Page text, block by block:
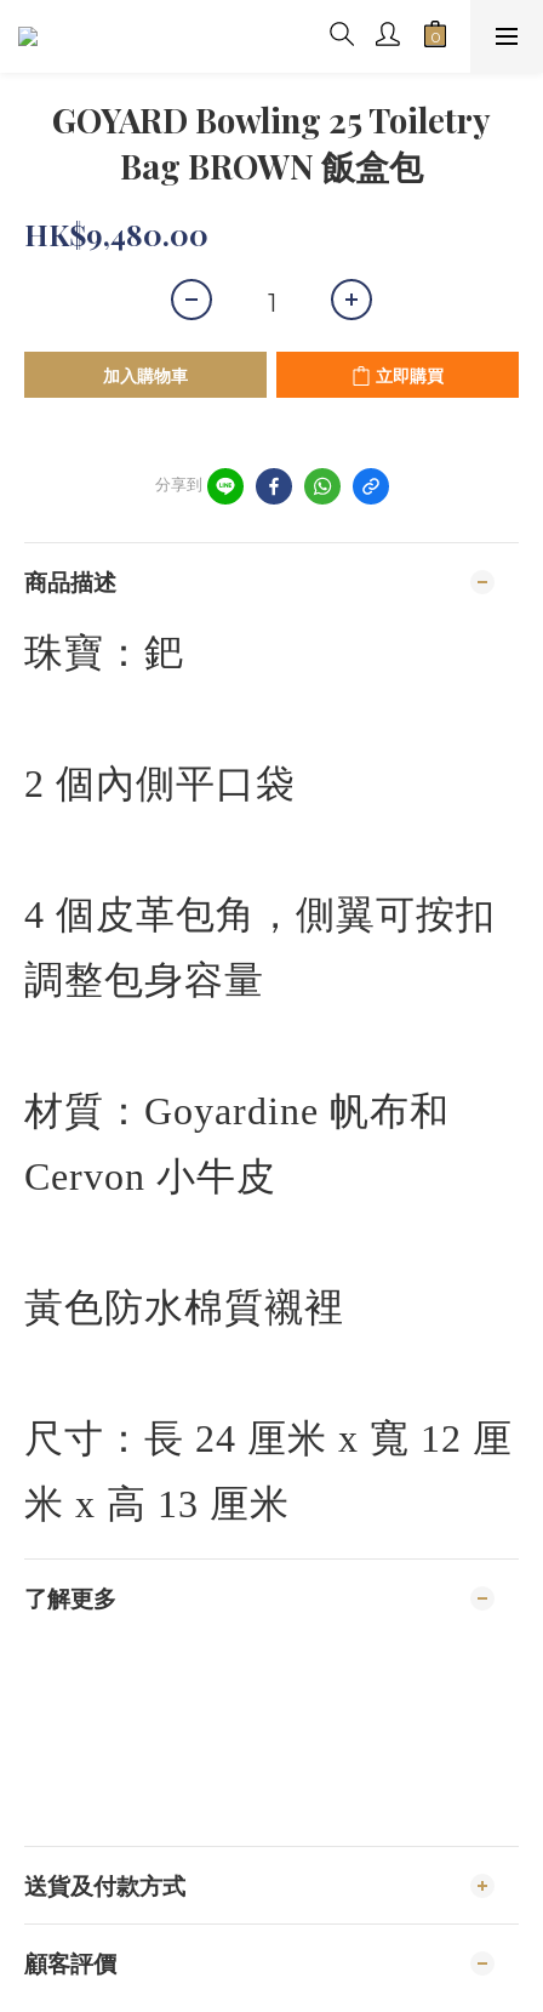
GOYARD Bowling 25 Toiletry
Bag BROWN 飯盒包
HK$9,480.00
加入購物車 立即購買
分享到
商品描述
珠寶：鈀
2 個內側平口袋
4 個皮革包角，側翼可按扣
調整包身容量
材質：Goyardine 帆布和
Cervon 小牛皮
黃色防水棉質襯裡
尺寸：長 24 厘米 x 寬 12 厘
米 x 高 13 厘米
了解更多
送貨及付款方式
顧客評價